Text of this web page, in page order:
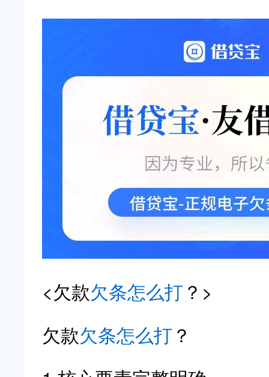
<欠款欠条怎么打 ？>
欠款欠条怎么打 ？